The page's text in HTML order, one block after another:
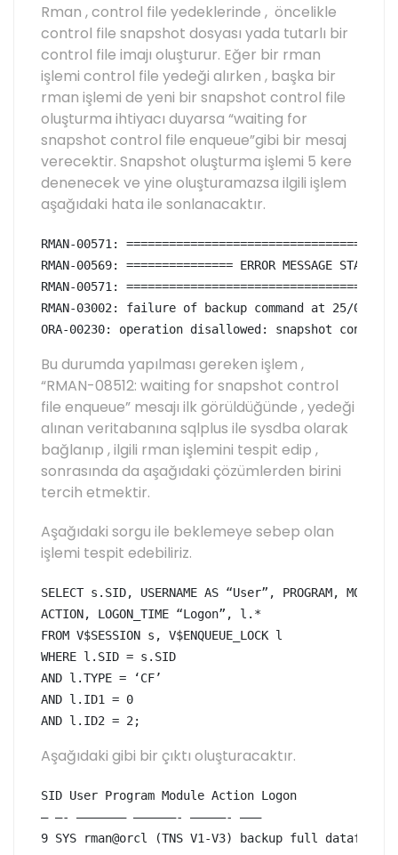
Rman , control file yedeklerinde , öncelikle
control file snapshot dosyası yada tutarlı bir
control file imajı oluşturur. Eğer bir rman
işlemi control file yedeği alırken , başka bir
rman işlemi de yeni bir snapshot control file
oluşturma ihtiyacı duyarsa “waiting for
snapshot control file enqueue”gibi bir mesaj
verecektir. Snapshot oluşturma işlemi 5 kere
denenecek ve yine oluşturamazsa ilgili işlem
aşağıdaki hata ile sonlanacaktır.
RMAN-00571:
RMAN-00569: =============== ERROR MESSAGE STACK
RMAN-00571:
RMAN-03002: failure of backup command at 25/05/
ORA-00230: operation disallowed: snapshot
Bu durumda yapılması gereken işlem ,
“RMAN-08512: waiting for snapshot control
file enqueue” mesajı ilk görüldüğünde , yedeği
alınan veritabanına sqlplus ile sysdba olarak
bağlanıp , ilgili rman işlemini tespit edip ,
sonrasında da aşağıdaki çözümlerden birini
tercih etmektir.
Aşağıdaki sorgu ile beklemeye sebep olan
işlemi tespit edebiliriz.
SELECT s.SID, USERNAME AS “User”, PROGRAM, MODULE,
ACTION, LOGON_TIME “Logon”, l.*
FROM V$SESSION s, V$ENQUEUE_LOCK l
WHERE l.SID = s.SID
AND l.TYPE = ‘CF’
AND l.ID1 = 0
AND l.ID2 = 2;
Aşağıdaki gibi bir çıktı oluşturacaktır.
SID User Program Module Action Logon
— —- ——————– ——————- —————- ———
9 SYS rman@orcl (TNS V1-V3) backup full datafile: